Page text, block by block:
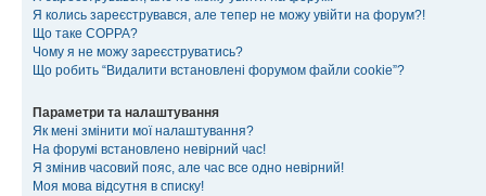
Я колись зареєструвався, але тепер не можу увійти на форум?!
Що таке COPPA?
Чому я не можу зареєструватись?
Що робить “Видалити встановлені форумом файли cookie”?
Параметри та налаштування
Як мені змінити мої налаштування?
На форумі встановлено невірний час!
Я змінив часовий пояс, але час все одно невірний!
Моя мова відсутня в списку!